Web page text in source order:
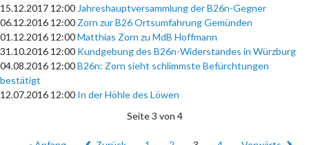
15.12.2017 12:00 Jahreshauptversammlung der B26n-Gegner
06.12.2016 12:00 Zorn zur B26 Ortsumfahrung Gemünden
01.12.2016 12:00Matthias Zorn zu MdB Hoffmann
31.10.2016 12:00 Kundgebung des B26n-Widerstandes in Würzburg
04.08.2016 12:00B26n: Zorn sieht schlimmste Befürchtungen
bestätigt
12.07.2016 12:00 In der Höhle des Löwen
Seite 3 von 4